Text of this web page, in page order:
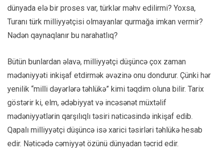
dünyada elə bir proses var, türklər məhv edilirmi? Yoxsa,
Turanı türk milliyyətçisi olmayanlar qurmağa imkan vermir?
Nədən qaynaqlanır bu narahatlıq?
Bütün bunlardan əlavə, milliyyətçi düşüncə çox zaman
mədəniyyəti inkişaf etdirmək əvəzinə onu dondurur. Çünki hər
yenilik “milli dəyərlərə təhlükə” kimi təqdim oluna bilir. Tarix
göstərir ki, elm, ədəbiyyat və incəsənət müxtəlif
mədəniyyətlərin qarşılıqlı təsiri nəticəsində inkişaf edib.
Qapalı milliyyətçi düşüncə isə xarici təsirləri təhlükə hesab
edir. Nəticədə cəmiyyət özünü dünyadan təcrid edir.